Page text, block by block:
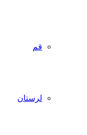
قم
لرستان